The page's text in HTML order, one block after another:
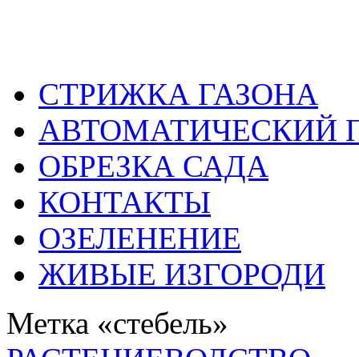
СТРИЖКА ГАЗОНА
АВТОМАТИЧЕСКИЙ
ОБРЕЗКА САДА
КОНТАКТЫ
ОЗЕЛЕНЕНИЕ
ЖИВЫЕ ИЗГОРОДИ
Метка «стебель»